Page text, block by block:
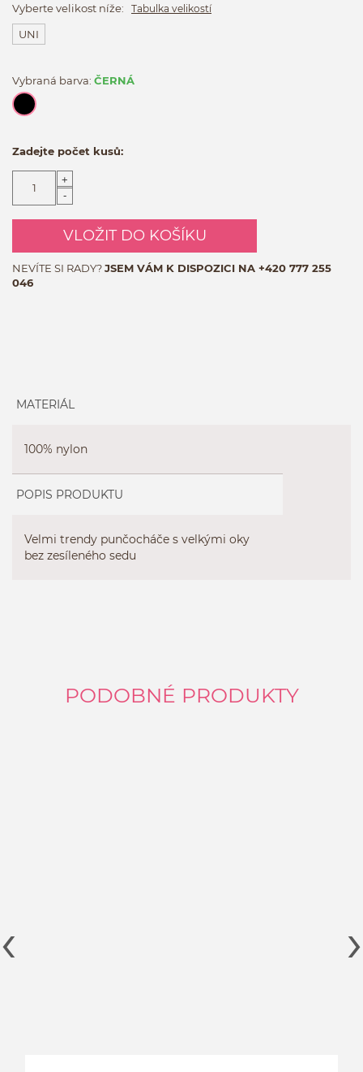
Vyberte velikost níže: Tabulka velikostí
UNI
Vybraná barva: ČERNÁ
Zadejte počet kusů:
+
-
VLOŽIT DO KOŠÍKU
NEVÍTE SI RADY?JSEM VÁM K DISPOZICI NA +420 777 255
046
MATERIÁL
100% nylon
POPIS PRODUKTU
Velmi trendy punčocháče s velkými oky
bez zesíleného sedu
PODOBNÉ PRODUKTY